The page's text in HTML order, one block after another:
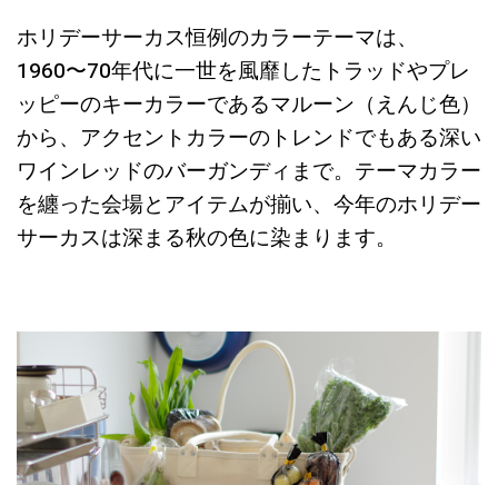
ホリデーサーカス恒例のカラーテーマは、
1960〜70年代に一世を風靡したトラッドやプレ
ッピーのキーカラーであるマルーン（えんじ色）
から、アクセントカラーのトレンドでもある深い
ワインレッドのバーガンディまで。テーマカラー
を纏った会場とアイテムが揃い、今年のホリデー
サーカスは深まる秋の色に染まります。